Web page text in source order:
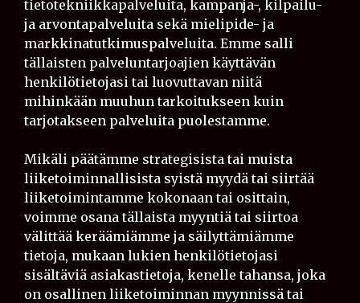
tietotekniikkapalveluita, kampanja-, kilpailu-
ja arvontapalveluita sekä mielipide- ja
markkinatutkimuspalveluita. Emme salli
tällaisten palveluntarjoajien käyttävän
henkilötietojasi tai luovuttavan niitä
mihinkään muuhun tarkoitukseen kuin
tarjotakseen palveluita puolestamme.
Mikäli päätämme strategisista tai muista
liiketoiminnallisista syistä myydä tai siirtää
liiketoimintamme kokonaan tai osittain,
voimme osana tällaista myyntiä tai siirtoa
välittää keräämiämme ja säilyttämiämme
tietoja, mukaan lukien henkilötietojasi
sisältäviä asiakastietoja, kenelle tahansa, joka
on osallinen liiketoiminnan myynnissä tai